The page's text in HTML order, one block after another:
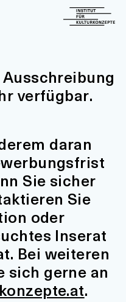
verfügbar.
daran
Sie sicher
Sie
oder
Inserat
Bei weiteren
sich gerne an
.